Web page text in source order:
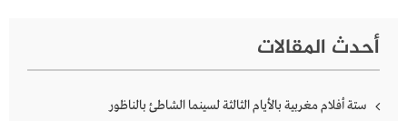
أحدث المقالات
ستة أفلام مغربية بالأيام الثالثة لسينما الشاطئ بالناظور